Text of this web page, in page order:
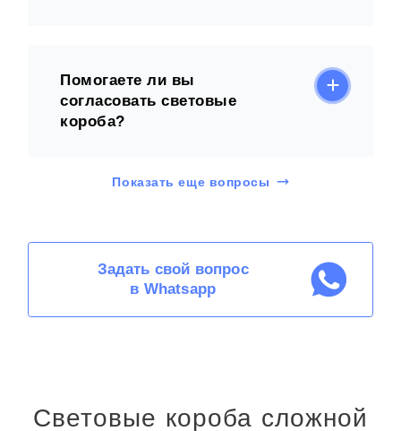
Помогаете ли вы
согласовать световые
короба?
Показать еще вопросы
Задать свой вопрос
в Whatsapp
Световые короба сложной